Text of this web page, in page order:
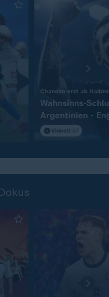
Chancen erst ab
Wahnsinns-
Argentinien -
Video9:57